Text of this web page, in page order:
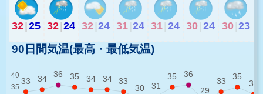
32|25 32|24 32 24 31 24 31 24 30 24 30 23
90日間気温(最高・最低気温)